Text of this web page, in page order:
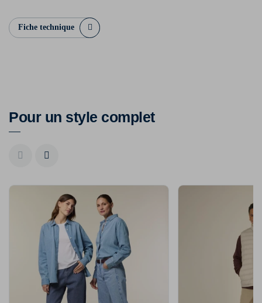
Fiche technique
Pour un style complet